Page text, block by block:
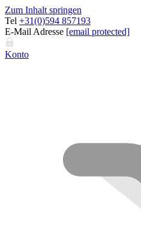
Zum Inhalt springen
Tel +31(0)594 857193
E-Mail Adresse [email protected]
Konto